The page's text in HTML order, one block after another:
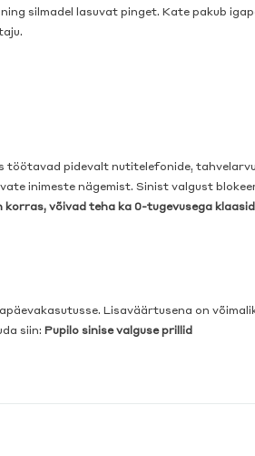
silmadel lasuvat pinget. Kate pakub
töötavad pidevalt nutitelefonide,
inimeste nägemist. Sinist valgust
korras, võivad teha ka 0-tugevusega
Lisaväärtusena on
siin: Pupilo sinise valguse prillid